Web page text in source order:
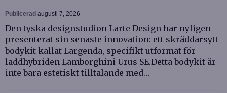
Publicerad augusti 7, 2026
Den tyska designstudion Larte Design har nyligen
presenterat sin senaste innovation: ett skräddarsytt
bodykit kallat Largenda, specifikt utformat för
laddhybriden Lamborghini Urus SE.Detta bodykit är
inte bara estetiskt tilltalande med…